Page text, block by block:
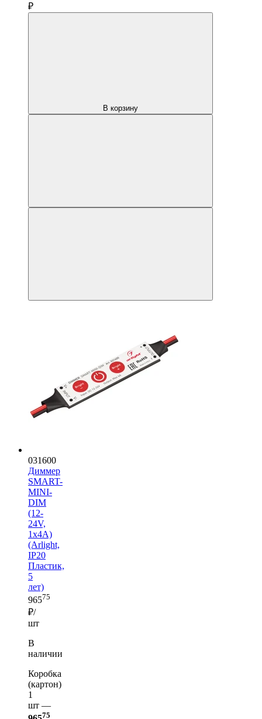
₽
В корзину
031600
Диммер
SMART-
MINI-
DIM
(12-
24V,
1x4A)
(Arlight,
IP20
Пластик,
5
лет)
96575
₽/
шт
В
наличии
Коробка
(картон)
1
шт —
75